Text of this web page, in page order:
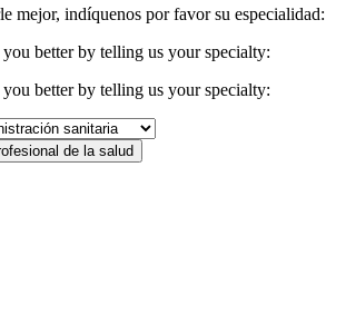
mejor, indíquenos por favor su especialidad:
better by telling us your specialty:
better by telling us your specialty: